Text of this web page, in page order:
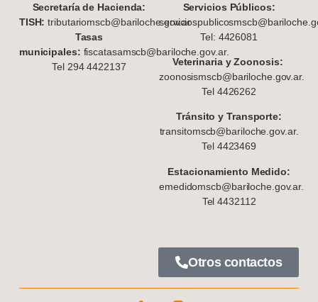
Secretaría de Hacienda:
TISH: tributariomscb@bariloche.gov.ar
Tasas
municipales: fiscatasamscb@bariloche.gov.ar.
Tel 294 4422137
Servicios Públicos:
Tel: 4426081
Veterinaria y Zoonosis:
zoonosismscb@bariloche.gov.ar.
Tel 4426262
Tránsito y Transporte:
transitomscb@bariloche.gov.ar.
Tel 4423469
Estacionamiento Medido:
emedidomscb@bariloche.gov.ar.
Tel 4432112
Otros contactos